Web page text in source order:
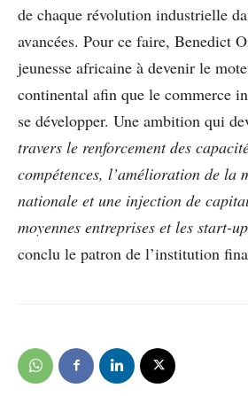
de chaque révolution industrielle
avancées. Pour ce faire, Benedict
jeunesse africaine à devenir le
continental afin que le commerce
se développer. Une ambition qui
travers le renforcement des
compétences, l’amélioration de la
nationale et une injection de
moyennes entreprises et les start-
conclu le patron de l’institution